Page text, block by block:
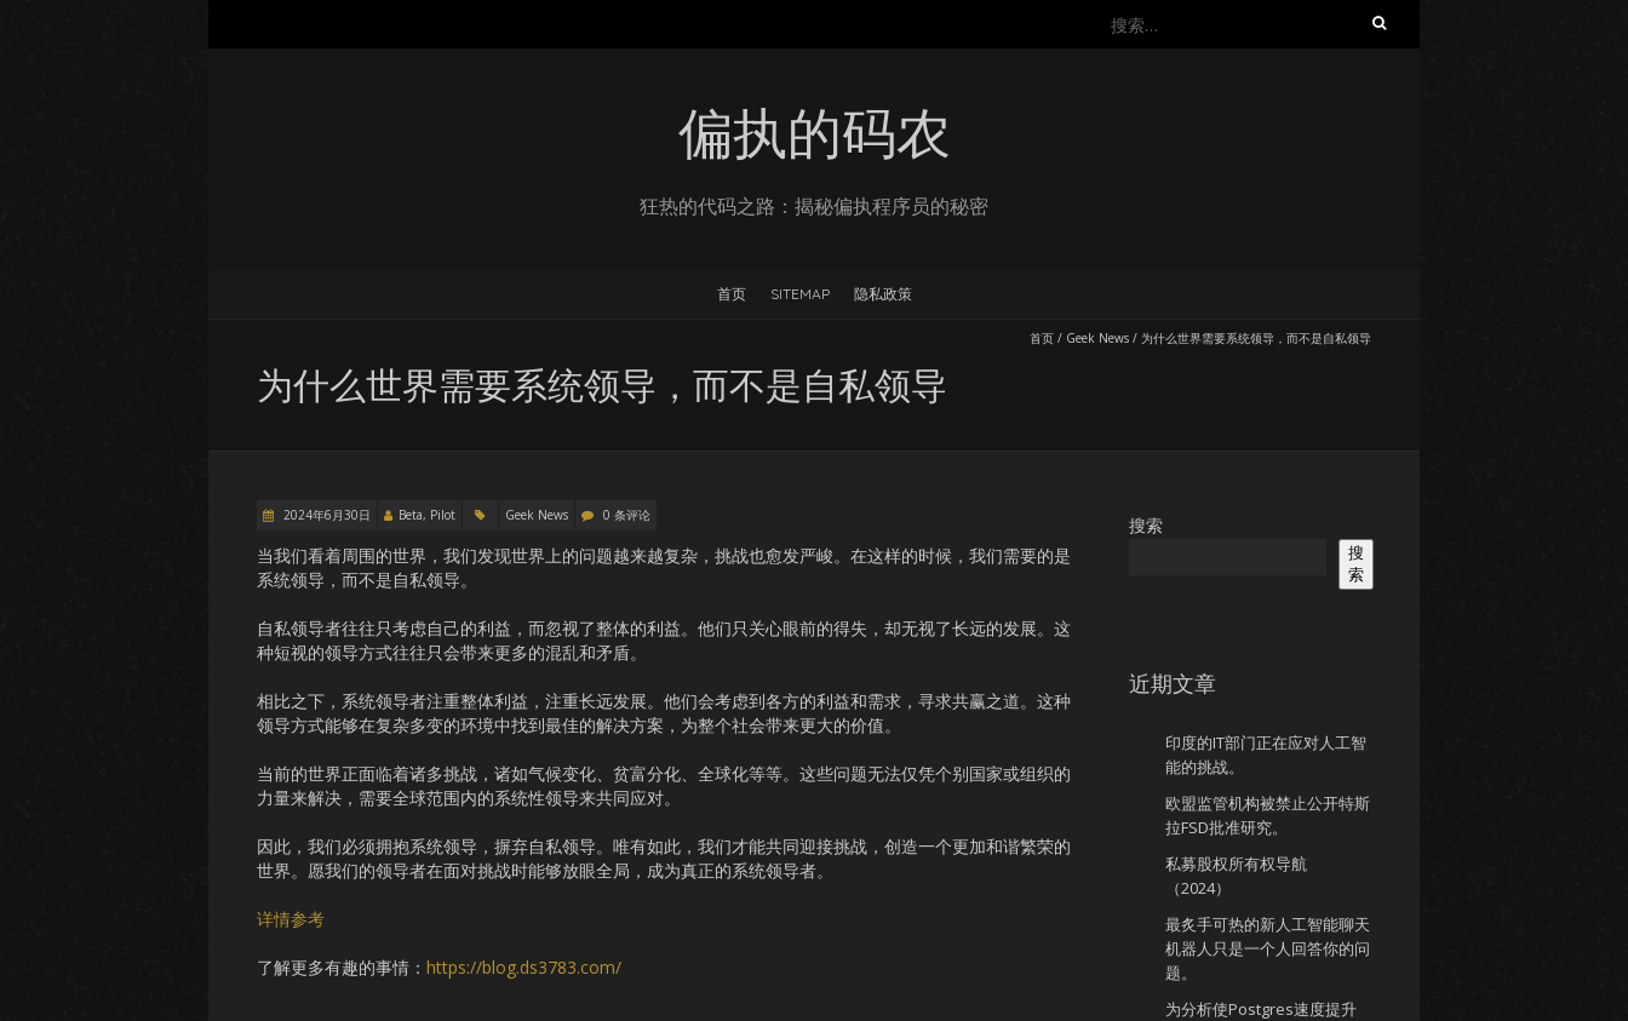
搜
偏执的码农
狂热的代码之路：揭秘偏执程序员的秘密
首页 SITEMAP 隐私政策
首页 / Geek News / 为什么世界需要系统领导，而不是自私领导
为什么世界需要系统领导，而不是自私领导
2024年6月30日 Beta, Pilot Geek News 0 条评论
当我们看着周围的世界，我们发现世界上的问题越来越复杂，挑战也愈发严峻。在这样的时候，我们需要的是
系统领导，而不是自私领导。
自私领导者往往只考虑自己的利益，而忽视了整体的利益。他们只关心眼前的得失，却无视了长远的发展。这
种短视的领导方式往往只会带来更多的混乱和矛盾。
相比之下，系统领导者注重整体利益，注重长远发展。他们会考虑到各方的利益和需求，寻求共赢之道。这种
领导方式能够在复杂多变的环境中找到最佳的解决方案，为整个社会带来更大的价值。
当前的世界正面临着诸多挑战，诸如气候变化、贫富分化、全球化等等。这些问题无法仅凭个别国家或组织的
力量来解决，需要全球范围内的系统性领导来共同应对。
因此，我们必须拥抱系统领导，摒弃自私领导。唯有如此，我们才能共同迎接挑战，创造一个更加和谐繁荣的
世界。愿我们的领导者在面对挑战时能够放眼全局，成为真正的系统领导者。
详情参考
了解更多有趣的事情： https://blog.ds3783.com/
搜索
搜
索
近期文章
印度的IT部门正在应对人工智
能的挑战。
欧盟监管机构被禁止公开特斯
拉FSD批准研究。
私募股权所有权导航
（2024）
最炙手可热的新人工智能聊天
机器人只是一个人回答你的问
题。
为分析使Postgres速度提升